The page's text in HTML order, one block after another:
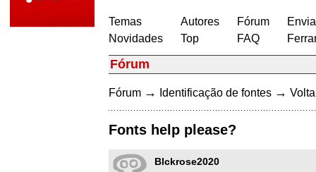
Temas
Novidades
Autores
Top
Fórum
FAQ
Fórum
Fórum → Identificação de fontes →
Fonts help please?
Blckrose2020